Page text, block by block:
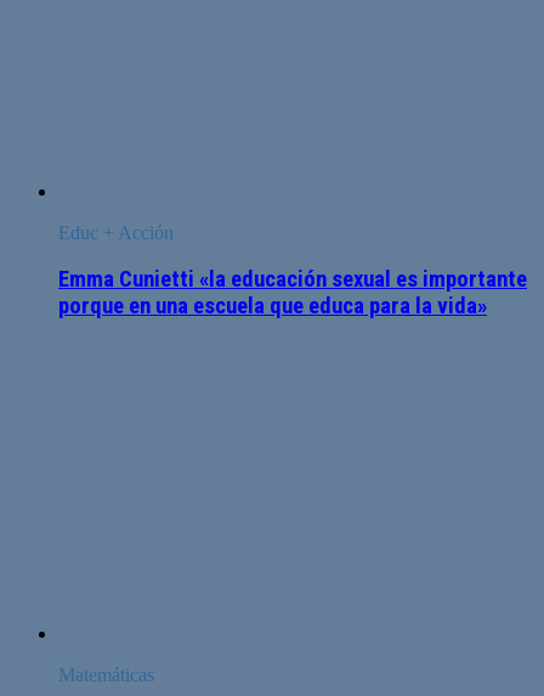
Educ + Acción
Emma Cunietti «la educación sexual es importante
porque en una escuela que educa para la vida»
Matemáticas